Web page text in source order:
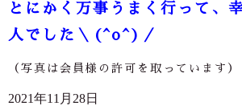
とにかく万事うまく行って、
人でした＼(^o^)／
（写真は会員様の許可を取っています）
2021年11月28日